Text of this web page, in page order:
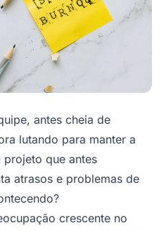
antes cheia de
lutando para manter a
projeto que antes
atrasos e problemas de
crescente no